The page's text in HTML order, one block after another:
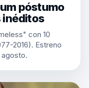
póstumo
inéditos
con 10
2016). Estreno